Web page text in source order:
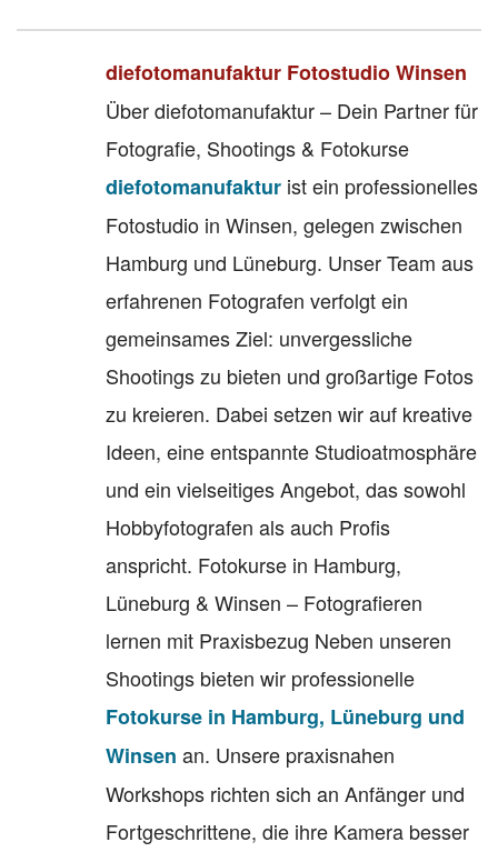
diefotomanufaktur Fotostudio Winsen
Über diefotomanufaktur – Dein Partner für
Fotografie, Shootings & Fotokurse
diefotomanufaktur ist ein professionelles
Fotostudio in Winsen, gelegen zwischen
Hamburg und Lüneburg. Unser Team aus
erfahrenen Fotografen verfolgt ein
gemeinsames Ziel: unvergessliche
Shootings zu bieten und großartige Fotos
zu kreieren. Dabei setzen wir auf kreative
Ideen, eine entspannte Studioatmosphäre
und ein vielseitiges Angebot, das sowohl
Hobbyfotografen als auch Profis
anspricht. Fotokurse in Hamburg,
Lüneburg & Winsen – Fotografieren
lernen mit Praxisbezug Neben unseren
Shootings bieten wir professionelle
Fotokurse in Hamburg, Lüneburg und
Winsen an. Unsere praxisnahen
Workshops richten sich an Anfänger und
Fortgeschrittene, die ihre Kamera besser